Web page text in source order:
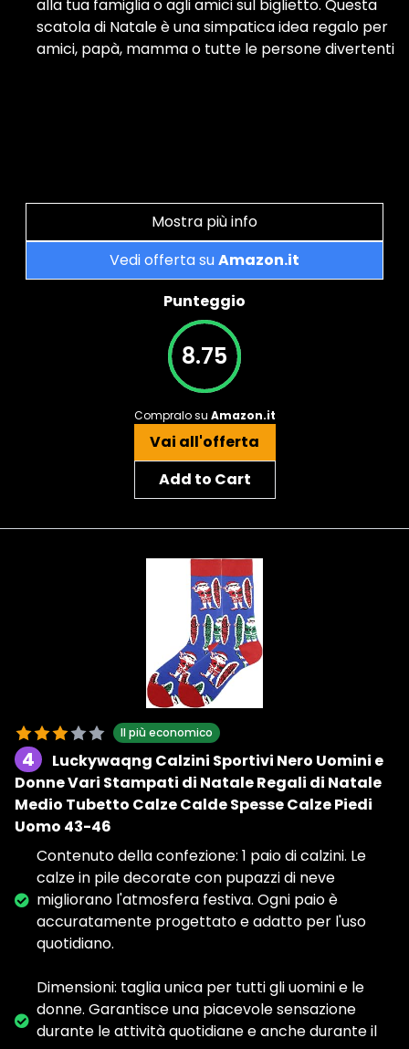
alla tua famiglia o agli amici sul biglietto. Questa
scatola di Natale è una simpatica idea regalo per
amici, papà, mamma o tutte le persone divertenti
Mostra più info
Vedi offerta suAmazon.it
Punteggio
8.75
Compralo su Amazon.it
Vai all'offerta
Add to Cart
Il più economico
4
Luckywaqng Calzini Sportivi Nero Uomini e
Donne Vari Stampati di Natale Regali di Natale
Medio Tubetto Calze Calde Spesse Calze Piedi
Uomo 43-46
Contenuto della confezione: 1 paio di calzini. Le
calze in pile decorate con pupazzi di neve
migliorano l'atmosfera festiva. Ogni paio è
accuratamente progettato e adatto per l'uso
quotidiano.
Dimensioni: taglia unica per tutti gli uomini e le
donne. Garantisce una piacevole sensazione
durante le attività quotidiane e anche durante il